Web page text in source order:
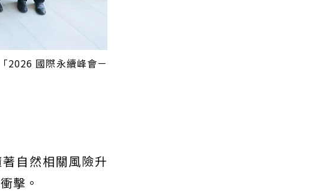
2026 國際永續峰會－
自然相關風險升
擊。